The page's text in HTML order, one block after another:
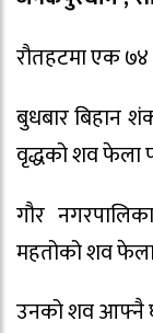
रौतहटमा एक
बुधबार बिहान
वृद्धको शव फेला
गौर
महतोको शव
उनको शव आफ्नै